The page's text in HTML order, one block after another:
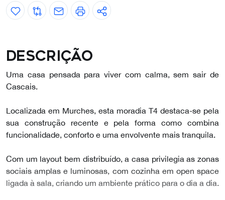
Descrição
Uma casa pensada para viver com calma, sem sair de
Cascais.
Localizada em Murches, esta moradia T4 destaca-se pela
sua construção recente e pela forma como combina
funcionalidade, conforto e uma envolvente mais tranquila.
Com um layout bem distribuído, a casa privilegia as zonas
sociais amplas e luminosas, com cozinha em open space
ligada à sala, criando um ambiente prático para o dia a dia.